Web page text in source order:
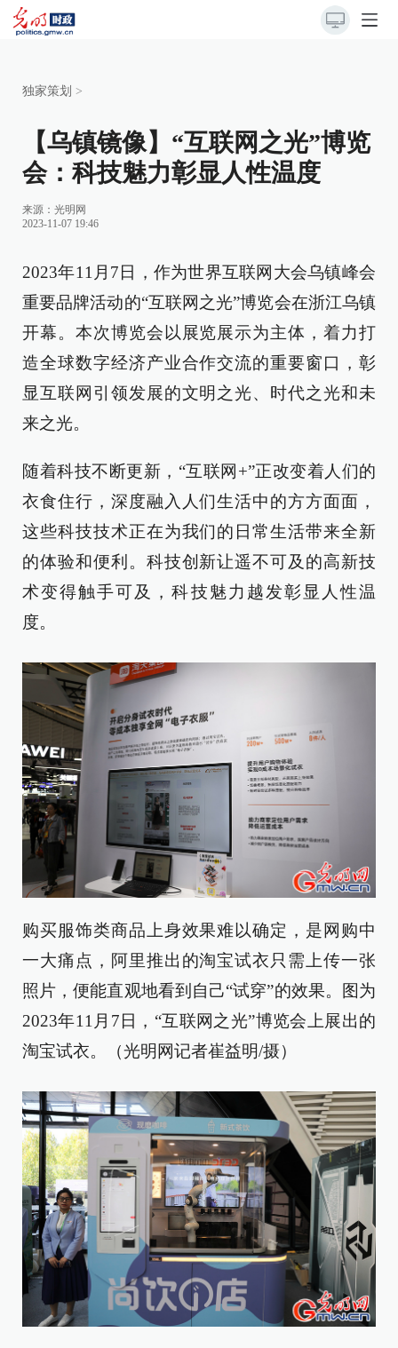
独家策划 >
【乌镇镜像】“互联网之光”博览
会：科技魅力彰显人性温度
来源： 光明网
2023-11-07 19:46
2023年11月7日，作为世界互联网大会乌镇峰会
重要品牌活动的“互联网之光”博览会在浙江乌镇
开幕。本次博览会以展览展示为主体，着力打
造全球数字经济产业合作交流的重要窗口，彰
显互联网引领发展的文明之光、时代之光和未
来之光。
随着科技不断更新，“互联网+”正改变着人们的
衣食住行，深度融入人们生活中的方方面面，
这些科技技术正在为我们的日常生活带来全新
的体验和便利。科技创新让遥不可及的高新技
术变得触手可及，科技魅力越发彰显人性温
度。
购买服饰类商品上身效果难以确定，是网购中
一大痛点，阿里推出的淘宝试衣只需上传一张
照片，便能直观地看到自己“试穿”的效果。图为
2023年11月7日，“互联网之光”博览会上展出的
淘宝试衣。（光明网记者崔益明/摄）